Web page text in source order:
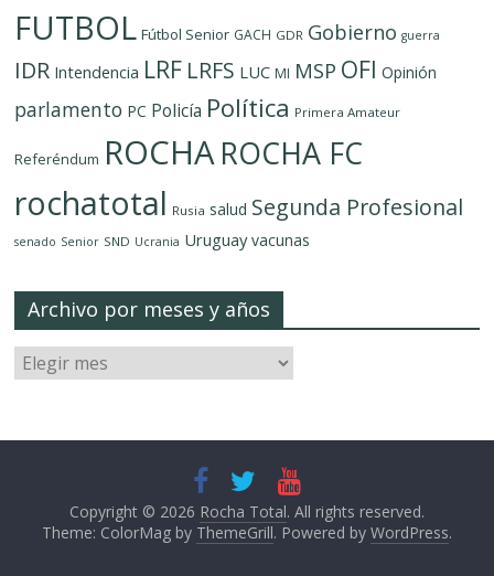
FUTBOL Fútbol Senior GACH GDR Gobierno guerra
IDR Intendencia LRF LRFS LUC MI MSP OFI Opinión
parlamento PC Policía Política Primera Amateur
Referéndum ROCHAROCHA FC
rochatotal Rusia salud Segunda Profesional
senado Senior SND Ucrania Uruguay vacunas
Archivo por meses y años
Copyright © 2026 Rocha Total. All rights reserved.
Theme: ColorMag by ThemeGrill. Powered by WordPress.